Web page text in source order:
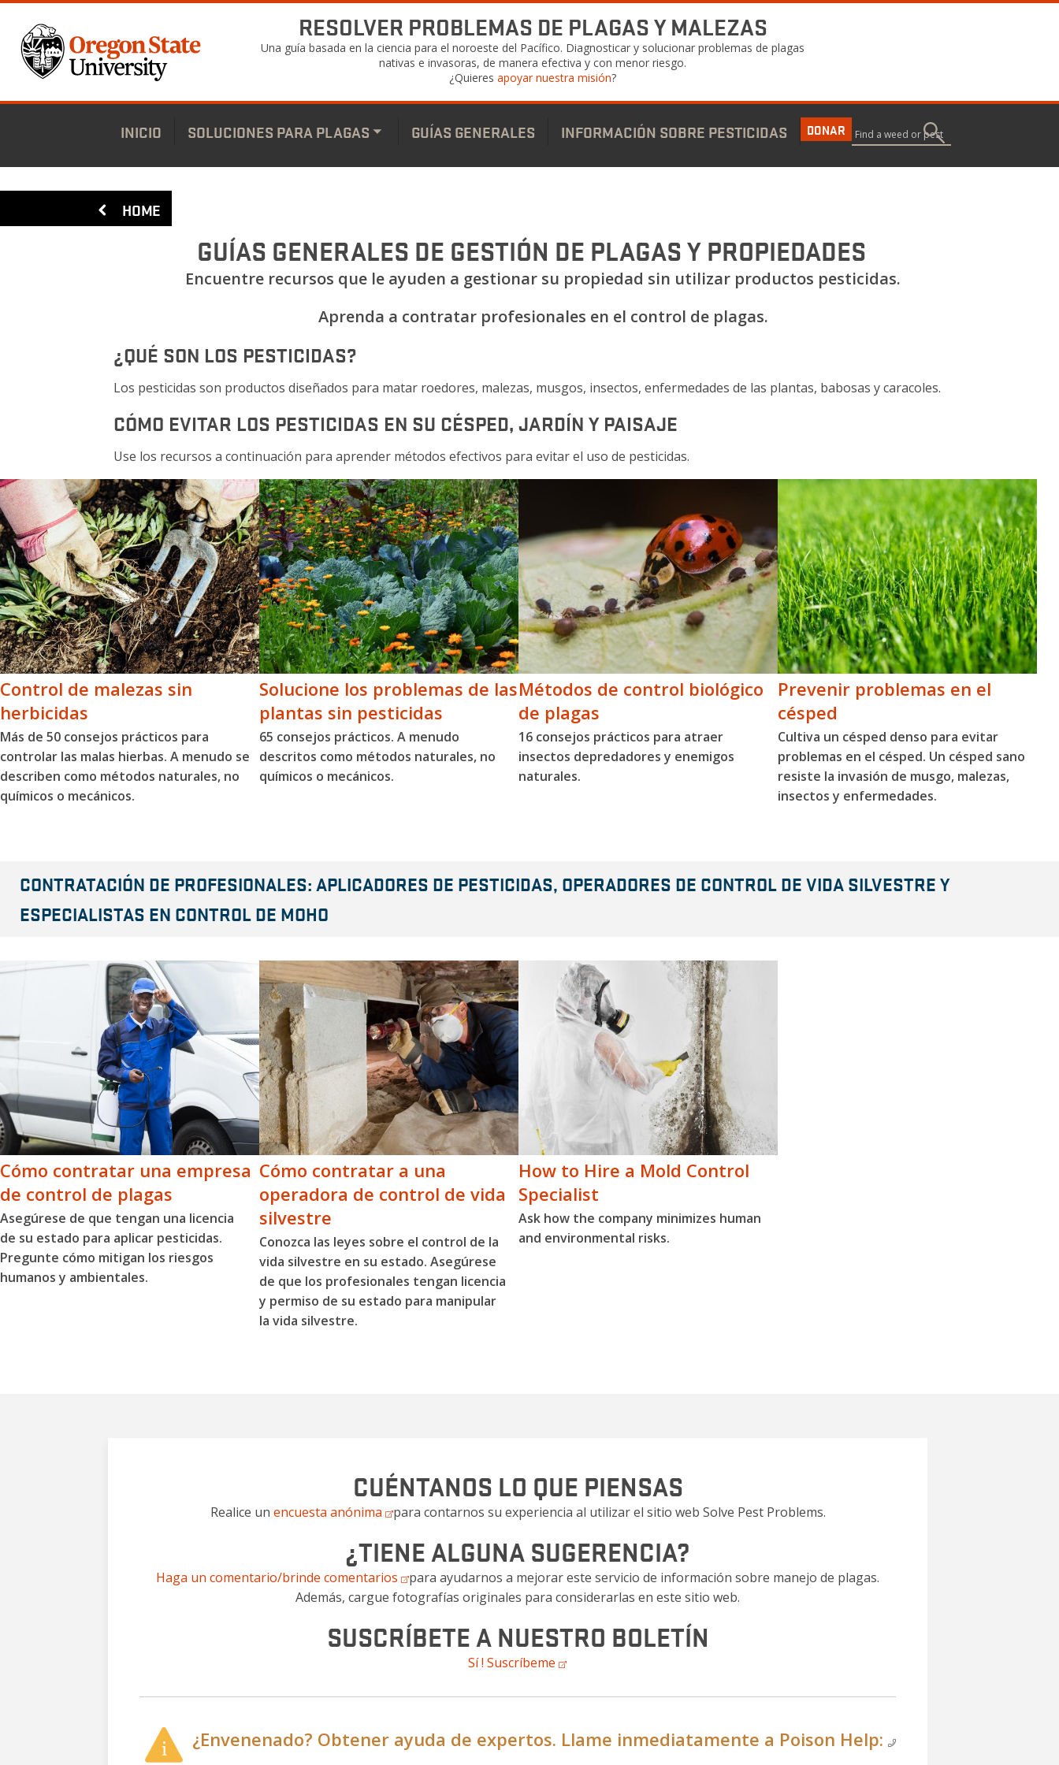
Pasar
contenido
principal
RESOLVER PROBLEMAS DE PLAGAS Y MALEZAS
Una guía basada en la ciencia para el noroeste del Pacífico. Diagnosticar y solucionar problemas de plagas
nativas e invasoras, de manera efectiva y con menor riesgo.
¿Quieres apoyar nuestra misión?
INICIO SOLUCIONES PARA PLAGAS ToggleGUÍAS GENERALES INFORMACIÓN SOBRE PESTICIDAS DONAR Buscar
HOME
GUÍAS GENERALES DE GESTIÓN DE PLAGAS Y PROPIEDADES
Encuentre recursos que le ayuden a gestionar su propiedad sin utilizar productos pesticidas.
Aprenda a contratar profesionales en el control de plagas.
¿QUÉ SON LOS PESTICIDAS?
Los pesticidas son productos diseñados para matar roedores, malezas, musgos, insectos, enfermedades de las plantas, babosas y caracoles.
CÓMO EVITAR LOS PESTICIDAS EN SU CÉSPED, JARDÍN Y PAISAJE
Use los recursos a continuación para aprender métodos efectivos para evitar el uso de pesticidas.
Control de malezas sin
herbicidas
Más de 50 consejos prácticos para
controlar las malas hierbas. A menudo se
describen como métodos naturales, no
químicos o mecánicos.
Solucione los problemas de las
plantas sin pesticidas
65 consejos prácticos. A menudo
descritos como métodos naturales, no
químicos o mecánicos.
Métodos de control biológico
de plagas
16 consejos prácticos para atraer
insectos depredadores y enemigos
naturales.
Prevenir problemas en el
césped
Cultiva un césped denso para evitar
problemas en el césped. Un césped sano
resiste la invasión de musgo, malezas,
insectos y enfermedades.
CONTRATACIÓN DE PROFESIONALES: APLICADORES DE PESTICIDAS, OPERADORES DE CONTROL DE VIDA SILVESTRE Y
ESPECIALISTAS EN CONTROL DE MOHO
Cómo contratar una empresa
de control de plagas
Asegúrese de que tengan una licencia
de su estado para aplicar pesticidas.
Pregunte cómo mitigan los riesgos
humanos y ambientales.
Cómo contratar a una
operadora de control de vida
silvestre
Conozca las leyes sobre el control de la
vida silvestre en su estado. Asegúrese
de que los profesionales tengan licencia
y permiso de su estado para manipular
la vida silvestre.
How to Hire a Mold Control
Specialist
Ask how the company minimizes human
and environmental risks.
CUÉNTANOS LO QUE PIENSAS
Realice un encuesta anónima para contarnos su experiencia al utilizar el sitio web Solve Pest Problems.
¿TIENE ALGUNA SUGERENCIA?
Haga un comentario/brinde comentarios
para ayudarnos a mejorar este servicio de información sobre manejo de plagas.
Además, cargue fotografías originales para considerarlas en este sitio web.
SUSCRÍBETE A NUESTRO BOLETÍN
Sí ! Suscríbeme
¿Envenenado? Obtener ayuda de expertos. Llame inmediatamente a Poison Help: